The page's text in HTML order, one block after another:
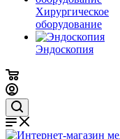
Хирургическое
оборудование
Эндоскопия